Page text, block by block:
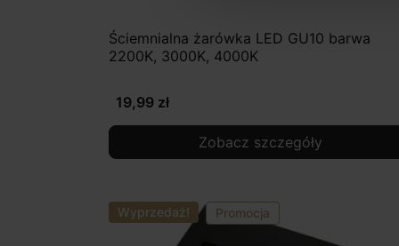
Ściemnialna żarówka LED GU10 barwa
2200K, 3000K, 4000K
19,99 zł
Zobacz szczegóły
Wyprzedaż! Promocja